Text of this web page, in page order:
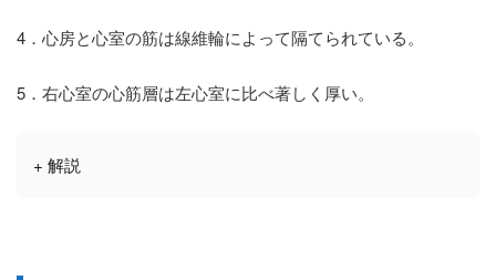
4．心房と心室の筋は線維輪によって隔てられている。
5．右心室の心筋層は左心室に比べ著しく厚い。
+ 解説